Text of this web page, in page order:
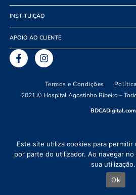
INSTITUIÇÃO
APOIO AO CLIENTE
Termos e Condições
2021 © Hospital Agostinho Ribeiro –
BDCADigital.com
Este site utiliza cookies para permitir
por parte do utilizador. Ao navegar
sua utilização.
Ok